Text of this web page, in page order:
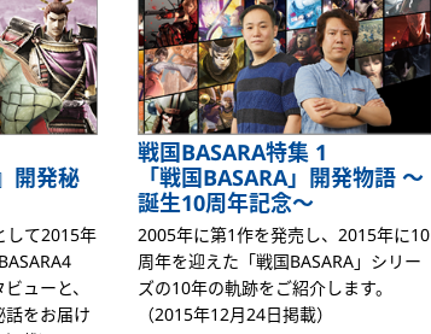
開発秘
して2015年
ューと、
話をお届け
戦国BASARA特集 1
「戦国BASARA」開発物語 ～
誕生10周年記念～
2005年に第1作を発売し、2015年に10
周年を迎えた「戦国BASARA」シリー
ズの10年の軌跡をご紹介します。
（2015年12月24日掲載）